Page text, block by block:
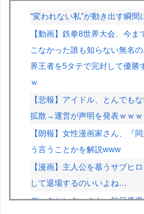
“変われない私”が動き出す瞬間
【動画】鉄拳8世界大会、今ま
こなかった誰も知らない無名
界王者を5タテで完封して優勝
ｗ
【悲報】アイドル、とんでも
拡散→運営が声明を発表ｗｗｗ
【朗報】女性漫画家さん、『
う言うことかを解説www
【漫画】主人公を慕うサブヒ
して退場するのいいよね…
データセンターさん、毎日原